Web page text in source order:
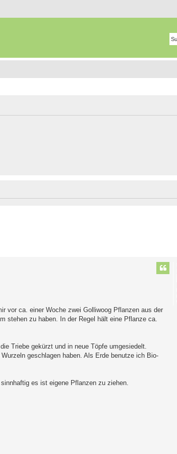
vor ca. einer Woche zwei Golliwoog Pflanzen aus der
stehen zu haben. In der Regel hält eine Pflanze ca.
Triebe gekürzt und in neue Töpfe umgesiedelt.
geschlagen haben. Als Erde benutze ich Bio-
es ist eigene Pflanzen zu ziehen.